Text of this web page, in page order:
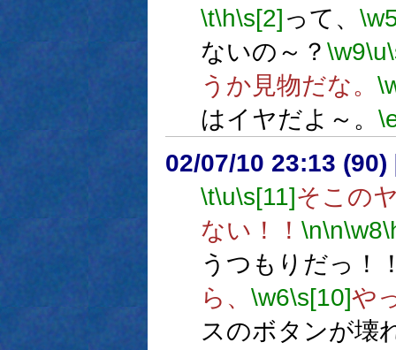
\t\h\s[2]って、
ないの～？ \w9\u
うか見物だな。
はイヤだよ～。
02/07/10 23:13 (90)
\t\u\s[11]そこの
ない！！ \n\n\w8
うつもりだっ！
ら、 \w6\s[10]や
スのボタンが壊